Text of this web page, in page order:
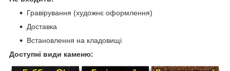
Гравірування (художнє оформлення)
Доставка
Встановлення на кладовищі
Доступні види каменю: